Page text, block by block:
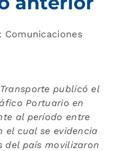
Comunicaciones
publicó el
Portuario en
al período entre
el cual se evidencia
del país movilizaron